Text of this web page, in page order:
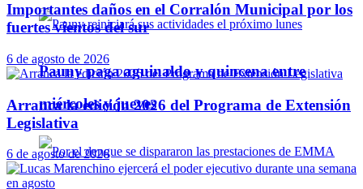
Pauny paga aguinaldo y quincena entre
miércoles y jueves
Importantes daños en el Corralón Municipal por los
fuertes vientos del sur
6 de agosto de 2026
Arranca la edición 2026 del Programa de Extensión
Legislativa
6 de agosto de 2026